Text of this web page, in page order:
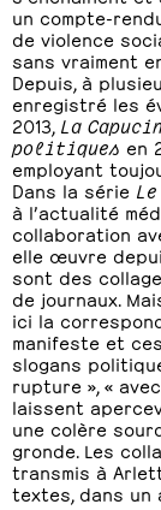
un compte-
de violence
sans vraiment
Depuis, à
enregistré les
2013, La
politiques en
employant
Dans la série
à l’actualité
collaboration
elle œuvre
sont des
de journaux.
ici la
manifeste et
slogans
rupture », «
laissent
une colère
gronde. Les
transmis à
textes, dans un